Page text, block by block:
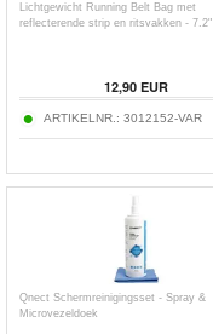
Lichtgewicht Running Belt Bag met
reflecterende strip en ritsvakken - 7.2"
12,90EUR
ARTIKELNR.: 3012152-VAR
Qnect Schermreinigingsset - Spray &
Microvezeldoek